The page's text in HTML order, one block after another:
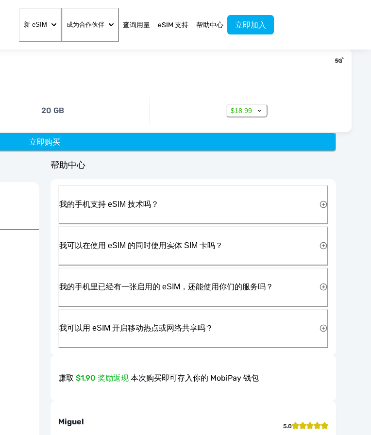
新 eSIM 成为合作伙伴 查询用量 eSIM 支持 帮助中心 立即加入
20 GB $18.99
立即购买
帮助中心
我的手机支持 eSIM 技术吗？
我可以在使用 eSIM 的同时使用实体 SIM 卡吗？
我的手机里已经有一张启用的 eSIM，还能使用你们的服务吗？
我可以用 eSIM 开启移动热点或网络共享吗？
赚取 $1.90 奖励返现 本次购买即可存入你的 MobiPay 钱包
Miguel 5.0